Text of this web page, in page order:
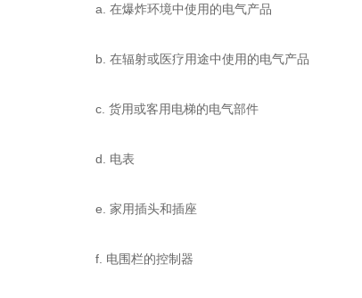
a. 在爆炸环境中使用的电气产品
b. 在辐射或医疗用途中使用的电气产品
c. 货用或客用电梯的电气部件
d. 电表
e. 家用插头和插座
f. 电围栏的控制器